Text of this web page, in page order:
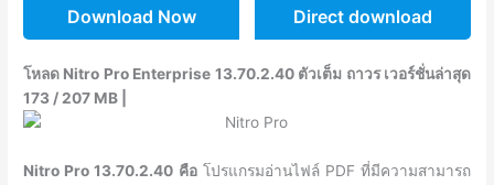
Download Now Direct download
โหลด Nitro Pro Enterprise 13.70.2.40 ตัวเต็ม ถาวร เวอร์ชั่นล่าสุด
173 / 207 MB |
Nitro Pro 13.70.2.40 คือโปรแกรมอ่านไฟล์ PDF ที่มีความสามารถ